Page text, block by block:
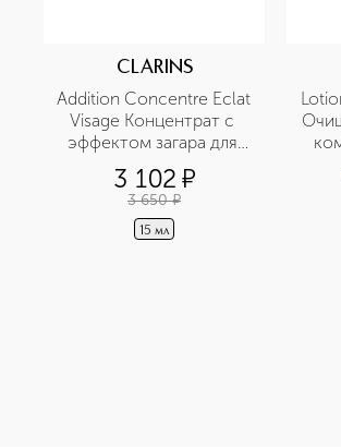
CLARINS
Addition Concentre Eclat
Visage Концентрат с
эффектом загара для
лица
3 102 ¤
3 650 ¤
15 мл